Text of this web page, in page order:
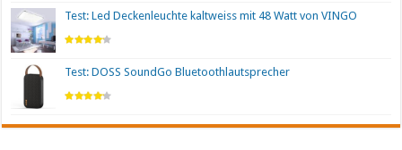
Test: Led Deckenleuchte kaltweiss mit 48 Watt von VINGO
Test: DOSS SoundGo Bluetoothlautsprecher